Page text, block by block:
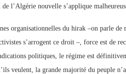
l’Algérie nouvelle s’applique
organisationnelles du hirak –on parle de
s’arrogent ce droit –, force est de
politiques, le régime est
veulent, la grande majorité du peuple